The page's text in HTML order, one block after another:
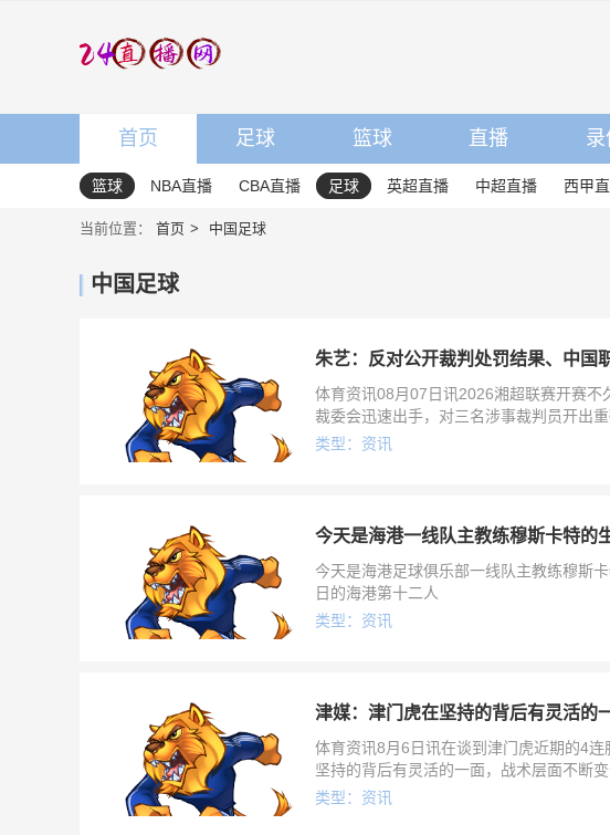
首页 足球 篮球 直播 录
篮球 NBA直播 CBA直播 足球 英超直播 中超直播 西甲
当前位置： 首页 中国足球
中国足球
朱艺：反对公开裁判处罚结果、中国
体育资讯08月07日讯2026湘超联赛开赛
裁委会迅速出手，对三名涉事裁判员开出
理裁判员直接被取消本赛季全部执
类型：资讯
今天是海港一线队主教练穆斯卡特的
今天是海港足球俱乐部一线队主教练穆斯
日的海港第十二人
类型：资讯
津媒：津门虎在坚持的背后有灵活的
体育资讯8月6日讯在谈到津门虎近期的4
坚持的背后有灵活的一面，战术层面不断
不重新审视这支最近几年一直不断给中
类型：资讯